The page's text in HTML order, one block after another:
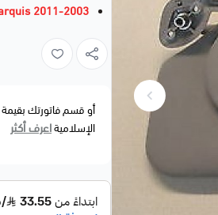
2011-2003 Mercury Grand Marquis
أو قسم فاتورتك بقيمة
الإسلاميةاعرف أكثر